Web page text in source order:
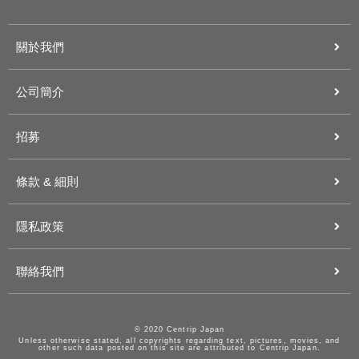
關於我們
公司簡介
招募
條款 & 細則
隱私政策
聯絡我們
© 2020 Centrip Japan
Unless otherwise stated, all copyrights regarding text, pictures, movies, and
other such data posted on this site are attributed to Centrip Japan.